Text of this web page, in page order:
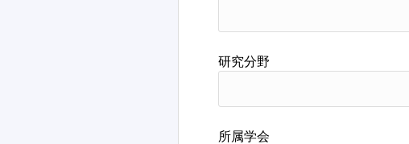
研究分野
所属学会